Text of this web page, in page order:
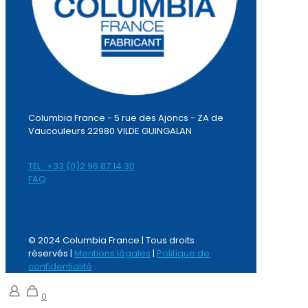
Columbia France - 5 rue des Ajoncs - ZA de
Vaucouleurs 22980 VILDE GUINGALAN
TÉL : +33 (0)2 96 87 14 30
FAQ
© 2024 Columbia France | Tous droits
réservés | Mentions légales | Politique de
confidentialité
0